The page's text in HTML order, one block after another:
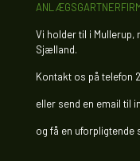
Vi holder til i Mullerup,
Sjælland.
Kontakt os på telefon
eller send en email til
og få en uforpligtende